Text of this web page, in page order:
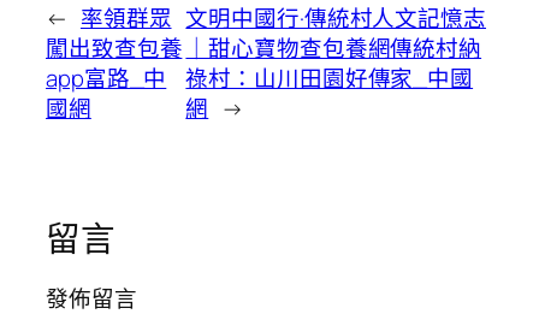
← 率領群眾
闖出致查包養
app富路_中
國網
文明中國行·傳統村人文記憶志
｜甜心寶物查包養網傳統村納
祿村：山川田園好傳家_中國
網 →
留言
發佈留言